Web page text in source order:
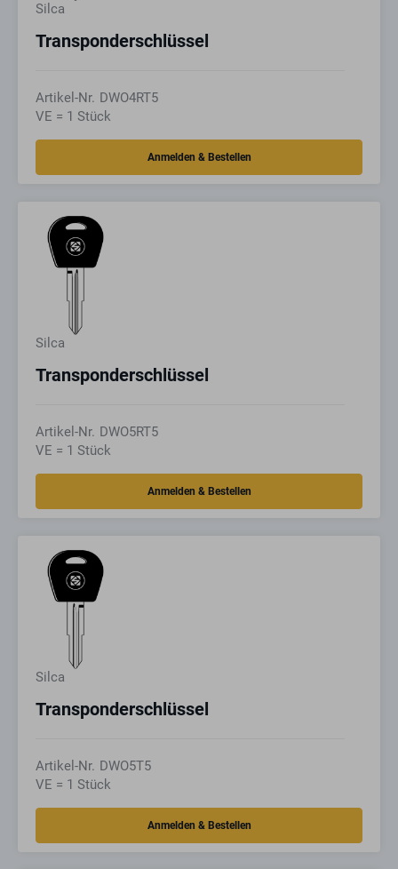
Silca
Transponderschlüssel
Artikel-Nr. DWO4RT5
VE = 1 Stück
Silca
Transponderschlüssel
Artikel-Nr. DWO5RT5
VE = 1 Stück
Silca
Transponderschlüssel
Artikel-Nr. DWO5T5
VE = 1 Stück